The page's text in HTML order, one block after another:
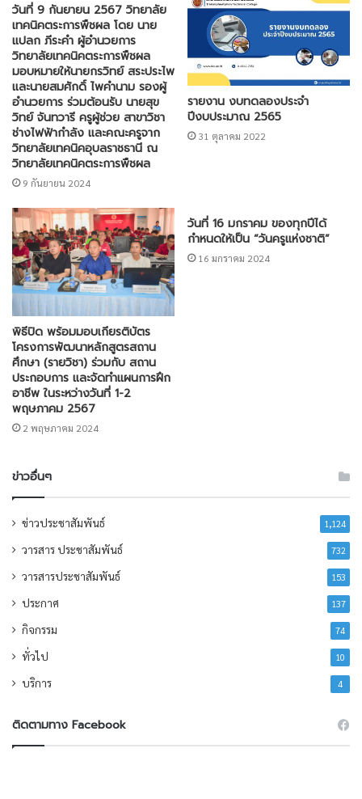
วันที่ 9 กันยายน 2567 วิทยาลัย
เทคนิคตระการพืชผล โดย นาย
แปลก ภีระคำ ผู้อำนวยการ
วิทยาลัยเทคนิคตระการพืชผล
มอบหมายให้นายกรวิทย์ สระประไพ
และนายสมศักดิ์ ไพคำนาม รองผู้
อำนวยการ ร่วมต้อนรับ นายสุข
วิทย์ จันทวารี ครูผู้ช่วย สาขาวิชา
ช่างไฟฟ้ากำลัง และคณะครูจาก
วิทยาลัยเทคนิคอุบลราชธานี ณ
วิทยาลัยเทคนิคตระการพืชผล
9 กันยายน 2024
รายงาน งบทดลองประจำ
ปีงบประมาณ 2565
31 ตุลาคม 2022
พิธีปิด พร้อมมอบเกียรติบัตร
โครงการพัฒนาหลักสูตรสถาน
ศึกษา (รายวิชา) ร่วมกับ สถาน
ประกอบการ และจัดทำแผนการฝึก
อาชีพ ในระหว่างวันที่ 1-2
พฤษภาคม 2567
2 พฤษภาคม 2024
วันที่ 16 มกราคม ของทุกปีได้
กำหนดให้เป็น “วันครูแห่งชาติ”
16 มกราคม 2024
ข่าวอื่นๆ
ข่าวประชาสัมพันธ์ 1,124
วารสาร ประชาสัมพันธ์ 732
วารสารประชาสัมพันธ์ 153
ประกาศ 137
กิจกรรม 74
ทั่วไป 10
บริการ 4
ติดตามทาง Facebook